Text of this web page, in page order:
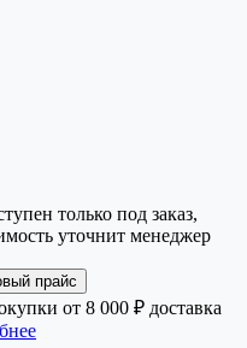
только под заказ,
уточнит менеджер
прайс
от 8 000 ₽ доставка